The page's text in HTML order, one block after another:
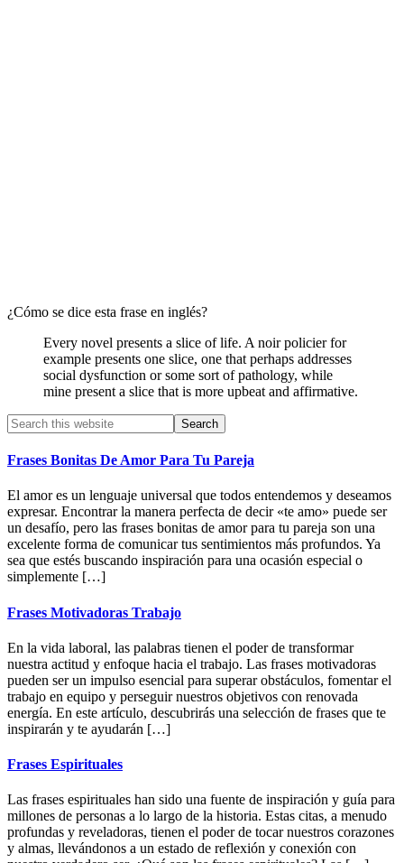
¿Cómo se dice esta frase en inglés?
Every novel presents a slice of life. A noir policier for
example presents one slice, one that perhaps addresses
social dysfunction or some sort of pathology, while
mine present a slice that is more upbeat and affirmative.
Primary
Sidebar
Search
this
website
Frases Bonitas De Amor Para Tu Pareja
El amor es un lenguaje universal que todos entendemos y deseamos
expresar. Encontrar la manera perfecta de decir «te amo» puede ser
un desafío, pero las frases bonitas de amor para tu pareja son una
excelente forma de comunicar tus sentimientos más profundos. Ya
sea que estés buscando inspiración para una ocasión especial o
simplemente […]
Frases Motivadoras Trabajo
En la vida laboral, las palabras tienen el poder de transformar
nuestra actitud y enfoque hacia el trabajo. Las frases motivadoras
pueden ser un impulso esencial para superar obstáculos, fomentar el
trabajo en equipo y perseguir nuestros objetivos con renovada
energía. En este artículo, descubrirás una selección de frases que te
inspirarán y te ayudarán […]
Frases Espirituales
Las frases espirituales han sido una fuente de inspiración y guía para
millones de personas a lo largo de la historia. Estas citas, a menudo
profundas y reveladoras, tienen el poder de tocar nuestros corazones
y almas, llevándonos a un estado de reflexión y conexión con